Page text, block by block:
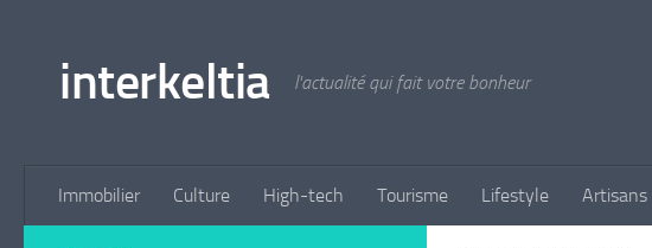
interkeltia l'actualité qui fait votre bonheur
Immobilier Culture High-tech Tourisme Lifestyle Artisans